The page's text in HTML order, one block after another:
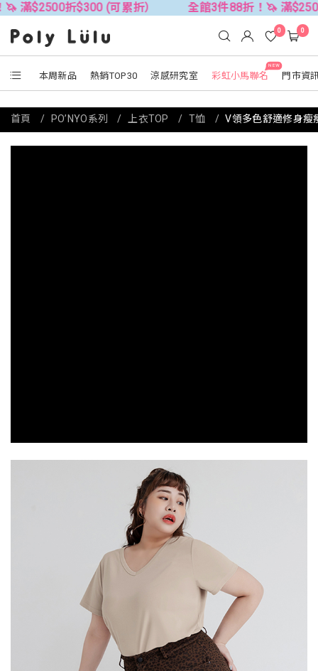
折$300 (可累折） 全館3件88折！🦄 滿$2500折$300
本周新品 熱銷TOP30 涼感研究室
NEW
彩虹小馬聯名 門市資
0 0
首頁 PO’NYO系列 上衣TOP T恤 V領多色舒適修身瘦